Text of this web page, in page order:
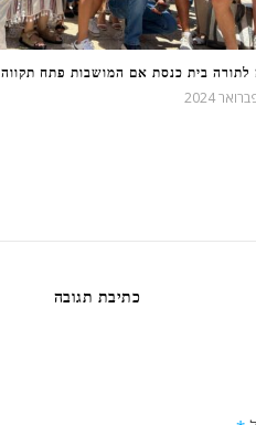
לתורה בית כנסת אם המושבות פתח תקווה
כתיבת תגובה